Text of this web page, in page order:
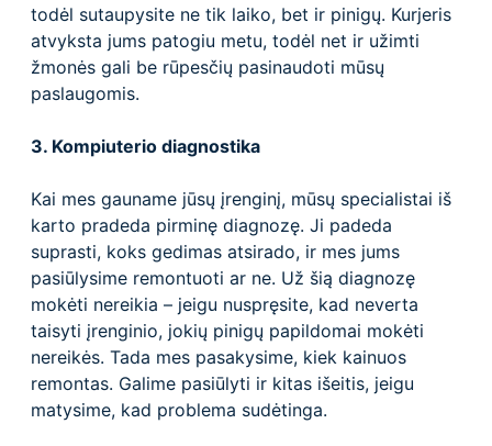
todėl sutaupysite ne tik laiko, bet ir pinigų. Kurjeris
atvyksta jums patogiu metu, todėl net ir užimti
žmonės gali be rūpesčių pasinaudoti mūsų
paslaugomis.
3. Kompiuterio diagnostika
Kai mes gauname jūsų įrenginį, mūsų specialistai iš
karto pradeda pirminę diagnozę. Ji padeda
suprasti, koks gedimas atsirado, ir mes jums
pasiūlysime remontuoti ar ne. Už šią diagnozę
mokėti nereikia – jeigu nuspręsite, kad neverta
taisyti įrenginio, jokių pinigų papildomai mokėti
nereikės. Tada mes pasakysime, kiek kainuos
remontas. Galime pasiūlyti ir kitas išeitis, jeigu
matysime, kad problema sudėtinga.